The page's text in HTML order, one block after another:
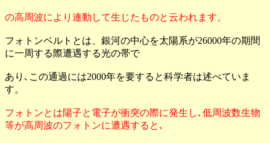
の高周波により連動して生じたものと云われます。
フォトンベルトとは、銀河の中心を太陽系が26000年の期間
に一周する際遭遇する光の帯で
あり､この通過には2000年を要すると科学者は述べていま
す。
フォトンとは陽子と電子が衝突の際に発生し､低周波数生物
等が高周波のフォトンに遭遇すると､